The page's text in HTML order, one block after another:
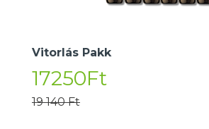
Vitorlás Pakk
17250Ft
19 140 Ft